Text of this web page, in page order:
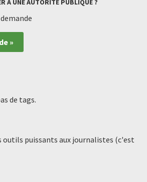
À UNE AUTORITÉ PUBLIQUE ?
»
de tags.
outils puissants aux journalistes (c'est